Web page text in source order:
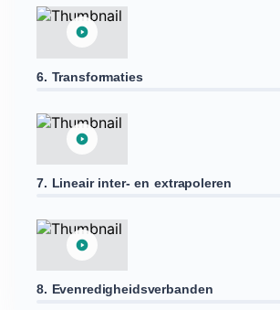
6. Transformaties
7. Lineair inter- en extrapoleren
8. Evenredigheidsverbanden